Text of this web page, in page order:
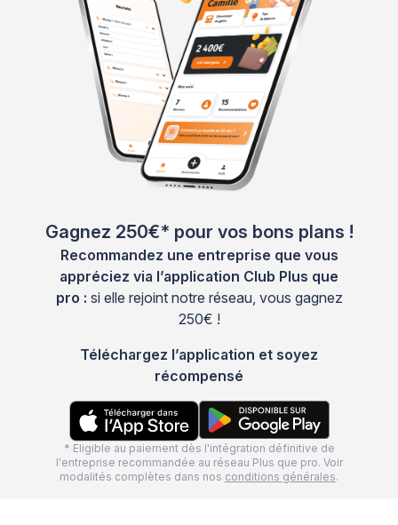
Gagnez 250€* pour vos bons plans !
Recommandez une entreprise que vous
appréciez via l’application Club Plus que
pro : si elle rejoint notre réseau, vous gagnez
250€ !
Téléchargez l’application et soyez
récompensé
* Eligible au paiement dès l'intégration définitive de
l'entreprise recommandée au réseau Plus que pro. Voir
modalités complètes dans nos conditions générales.